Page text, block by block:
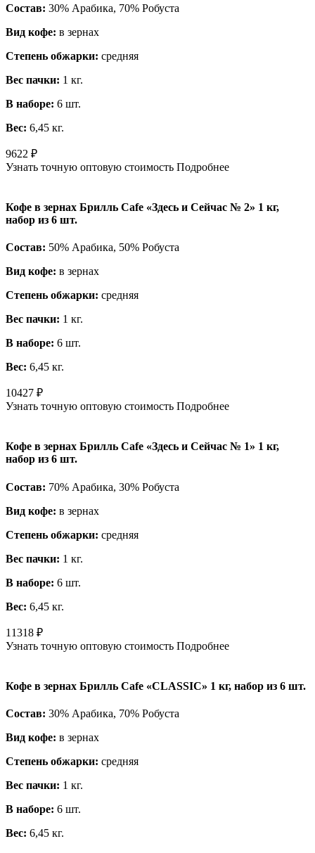
Состав: 30% Арабика, 70% Робуста
Вид кофе: в зернах
Степень обжарки: средняя
Вес пачки: 1 кг.
В наборе: 6 шт.
Вес: 6,45 кг.
9622 ₽
Узнать точную оптовую стоимость Подробнее
Кофе в зернах Брилль Cafe «Здесь и Сейчас № 2» 1 кг,
набор из 6 шт.
Состав: 50% Арабика, 50% Робуста
Вид кофе: в зернах
Степень обжарки: средняя
Вес пачки: 1 кг.
В наборе: 6 шт.
Вес: 6,45 кг.
10427 ₽
Узнать точную оптовую стоимость Подробнее
Кофе в зернах Брилль Cafe «Здесь и Сейчас № 1» 1 кг,
набор из 6 шт.
Состав: 70% Арабика, 30% Робуста
Вид кофе: в зернах
Степень обжарки: средняя
Вес пачки: 1 кг.
В наборе: 6 шт.
Вес: 6,45 кг.
11318 ₽
Узнать точную оптовую стоимость Подробнее
Кофе в зернах Брилль Cafe «CLASSIC» 1 кг, набор из 6 шт.
Состав: 30% Арабика, 70% Робуста
Вид кофе: в зернах
Степень обжарки: средняя
Вес пачки: 1 кг.
В наборе: 6 шт.
Вес: 6,45 кг.